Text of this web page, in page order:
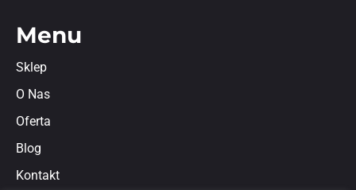
Menu
Sklep
O Nas
Oferta
Blog
Kontakt